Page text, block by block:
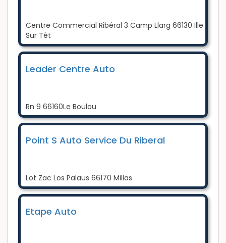
Centre Commercial Ribéral 3 Camp Llarg 66130 Ille
Sur Têt
Leader Centre Auto
Rn 9 66160Le Boulou
Point S Auto Service Du Riberal
Lot Zac Los Palaus 66170 Millas
Etape Auto